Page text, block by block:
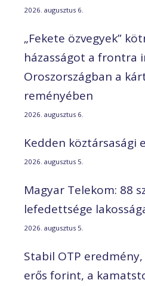
2026. augusztus 6.
„Fekete özvegyek”
házasságot a frontra
Oroszországban a
reményében
2026. augusztus 6.
Kedden köztársasági
2026. augusztus 5.
Magyar Telekom: 88
lefedettsége
2026. augusztus 5.
Stabil OTP
erős forint, a